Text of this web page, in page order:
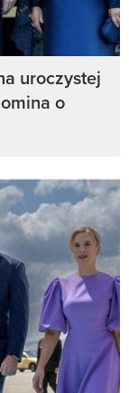
uroczystej
o